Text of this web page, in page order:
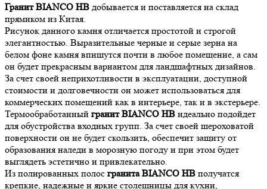
Гранит BIANCO HB добывается и поставляется на склад
прямиком из Китая.
Рисунок данного камня отличается простотой и строгой
элегантностью. Выразительные черные и серые зерна на
белом фоне камня впишутся почти в любое помещение, а сам
он будет прекрасным вариантом для ландшафтных дизайнов.
За счет своей неприхотливости в эксплуатации, доступной
стоимости и долговечности он может использоваться для
коммерческих помещений как в интерьере, так и в экстерьере.
Термообработанный гранит BIANCO HB идеально подойдет
для обустройства входных групп. За счет своей шероховатой
поверхности он не будет скользить, обеспечит защиту от
образования наледи в морозную погоду и при этом будет
выглядеть эстетично и привлекательно.
Из полированных полос гранита BIANCO HB получатся
крепкие, надежные и яркие столешницы для кухни,